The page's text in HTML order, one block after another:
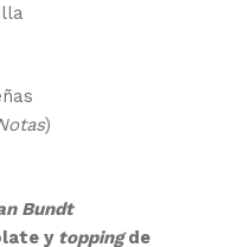
)
Bundt
y toppingde